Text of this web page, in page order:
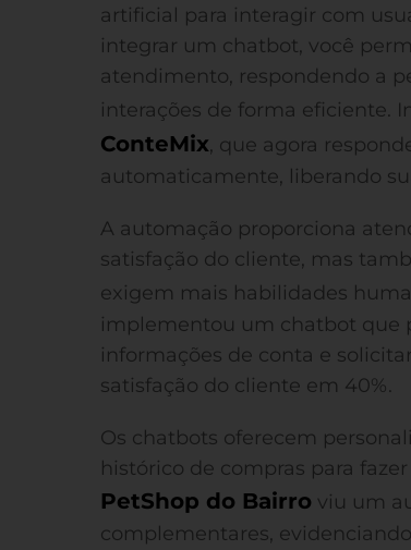
artificial para interagir com
integrar um chatbot, você
atendimento, respondendo a
interações de forma eficiente.
ConteMix, que agora
automaticamente, liberando
A automação proporciona
satisfação do cliente, mas
exigem mais habilidades
implementou um chatbot que
informações de conta e
satisfação do cliente em 40%.
Os chatbots oferecem
histórico de compras para
PetShop do Bairro viu um
complementares,